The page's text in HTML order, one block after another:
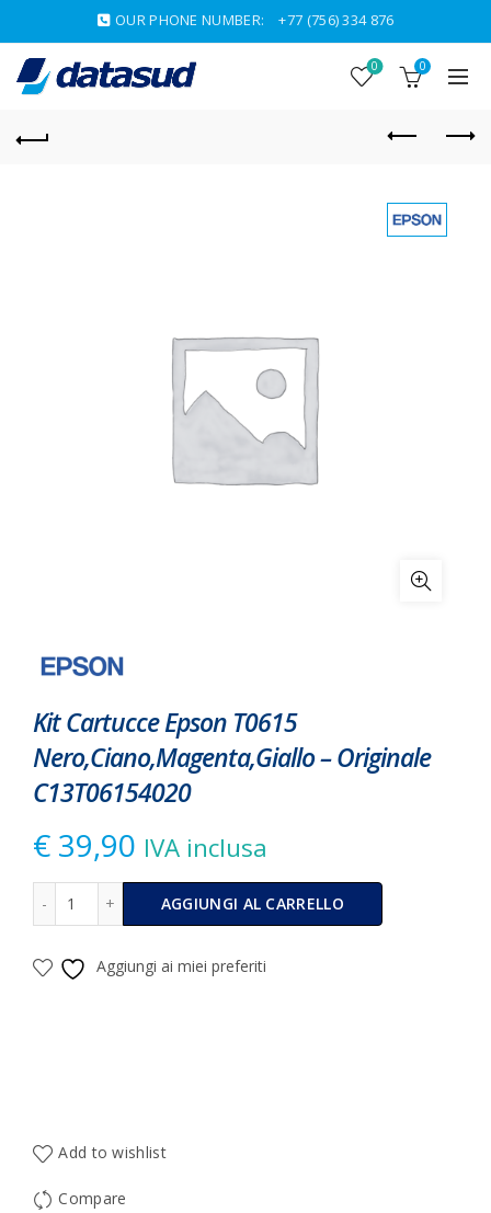
OUR PHONE NUMBER: +77 (756) 334 876
0 0
Kit Cartucce Epson T0615
Nero,Ciano,Magenta,Giallo – Originale
C13T06154020
€ 39,90 IVA inclusa
Kit Cartucce Epson T0615 Nero,Ciano,Magenta,Giallo -
AGGIUNGI AL CARRELLO
Alternative:
Aggiungi ai miei preferiti
Add to wishlist
Compare